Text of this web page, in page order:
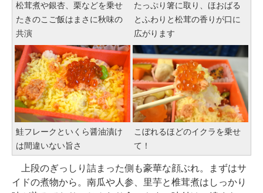
松茸煮や銀杏、栗などを乗せ
たきのこご飯はまさに秋味の
共演
たっぷり箸に取り、ほおばる
とふわりと松茸の香りが口に
広がります
鮭フレークといくら醤油漬け
は間違いない旨さ
こぼれるほどのイクラを乗せ
て！
上段のぎっしり詰まった側も豪華な顔ぶれ。まずはサ
イドの煮物から。南瓜や人参、里芋と椎茸煮はしっかり